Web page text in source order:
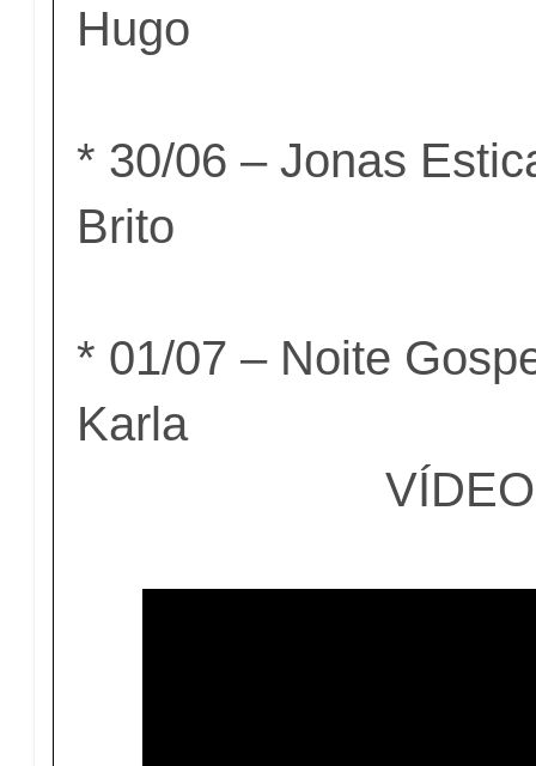
Hugo
* 30/06 – Jonas
Brito
* 01/07 – Noite
Karla